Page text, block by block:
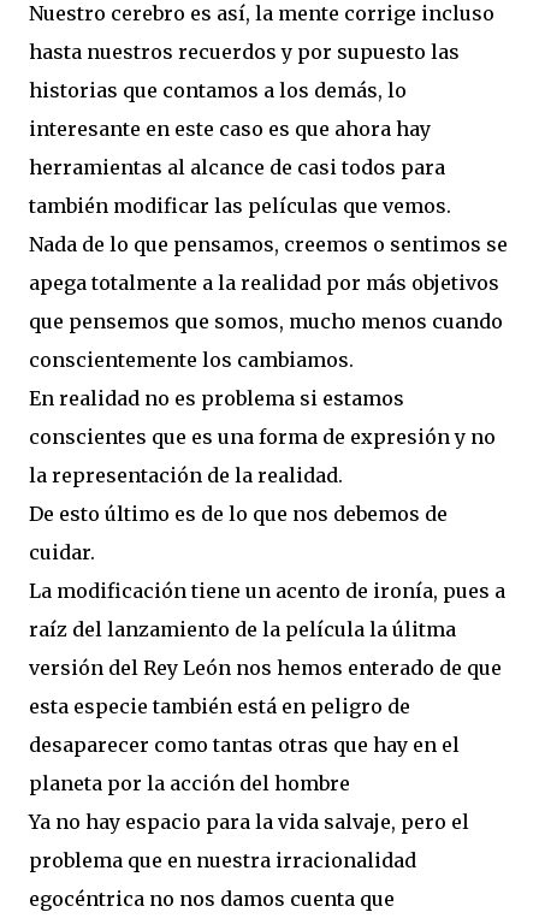
Nuestro cerebro es así, la mente corrige incluso
hasta nuestros recuerdos y por supuesto las
historias que contamos a los demás, lo
interesante en este caso es que ahora hay
herramientas al alcance de casi todos para
también modificar las películas que vemos.
Nada de lo que pensamos, creemos o sentimos se
apega totalmente a la realidad por más objetivos
que pensemos que somos, mucho menos cuando
conscientemente los cambiamos.
En realidad no es problema si estamos
conscientes que es una forma de expresión y no
la representación de la realidad.
De esto último es de lo que nos debemos de
cuidar.
La modificación tiene un acento de ironía, pues a
raíz del lanzamiento de la película la úlitma
versión del Rey León nos hemos enterado de que
esta especie también está en peligro de
desaparecer como tantas otras que hay en el
planeta por la acción del hombre
Ya no hay espacio para la vida salvaje, pero el
problema que en nuestra irracionalidad
egocéntrica no nos damos cuenta que